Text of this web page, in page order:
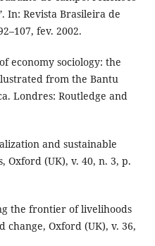
In: Revista Brasileira de
fev. 2002.
economy sociology: the
from the Bantu
Londres: Routledge and
and sustainable
Oxford (UK), v. 40, n. 3, p.
the frontier of livelihoods
change, Oxford (UK), v. 36,